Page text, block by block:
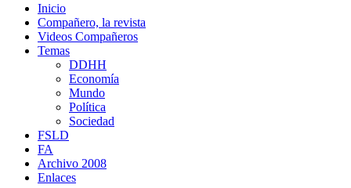
Inicio
Compañero, la revista
Videos Compañeros
Temas
DDHH
Economía
Mundo
Política
Sociedad
FSLD
FA
Archivo 2008
Enlaces